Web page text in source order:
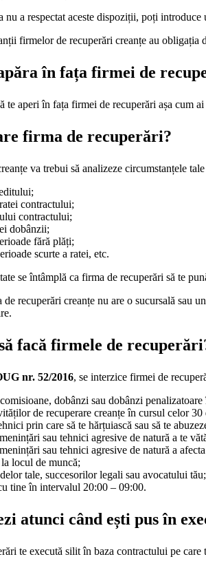
nu a respectat aceste dispoziții, poți introduce
firmelor de recuperări creanțe au obligația
în fața firmei de
te aperi în fața firmei de recuperări așa cum
firma de recuperări?
va trebui să analizeze circumstanțele
contractului;
contractului;
dobânzii;
fără plăți;
scurte a ratei, etc.
se întâmplă ca firma de recuperări să te
recuperări creanțe nu are o sucursală sau
facă firmele de
nr. 52/2016, se interzice firmei de
dobânzi sau dobânzi
de recuperare creanțe în cursul celor
prin care să te hărțuiască sau să te
sau tehnici agresive de natură a te
sau tehnici agresive de natură a
locul de muncă;
tale, succesorilor legali sau avocatului tău;
tine în intervalul 20:00 – 09:00.
atunci când ești pus în
te execută silit în baza contractului pe